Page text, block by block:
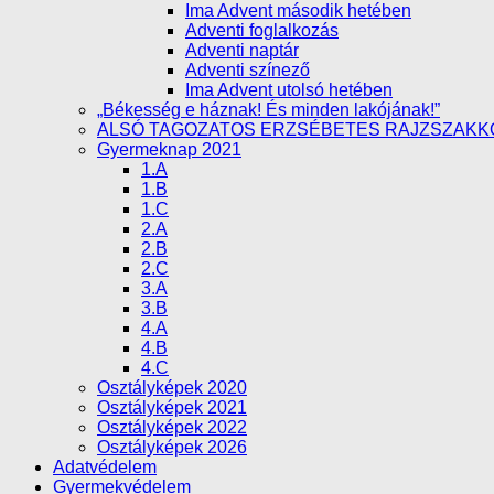
Ima Advent második hetében
Adventi foglalkozás
Adventi naptár
Adventi színező
Ima Advent utolsó hetében
„Békesség e háznak! És minden lakójának!”
ALSÓ TAGOZATOS ERZSÉBETES
Gyermeknap 2021
1.A
1.B
1.C
2.A
2.B
2.C
3.A
3.B
4.A
4.B
4.C
Osztályképek 2020
Osztályképek 2021
Osztályképek 2022
Osztályképek 2026
Adatvédelem
Gyermekvédelem